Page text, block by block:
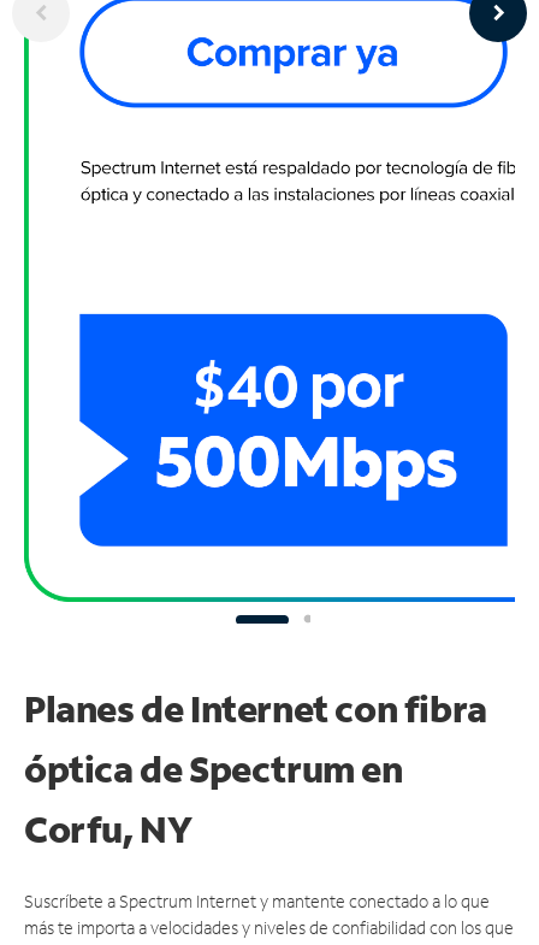
Planes de Internet con fibra
óptica de Spectrum en
Corfu, NY
Suscríbete a Spectrum Internet y mantente conectado a lo que
más te importa a velocidades y niveles de confiabilidad con los que